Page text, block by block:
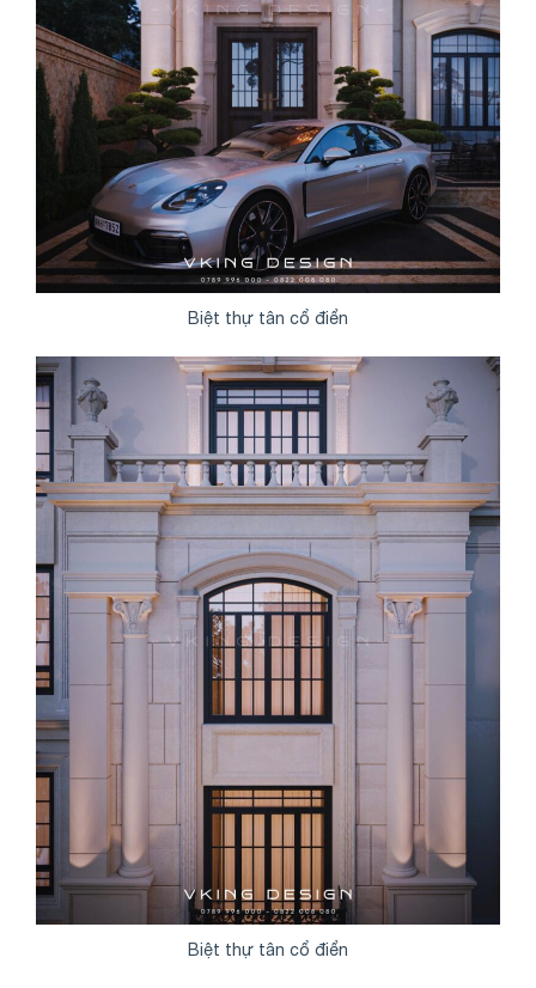
Biệt thự tân cổ điển
Biệt thự tân cổ điển